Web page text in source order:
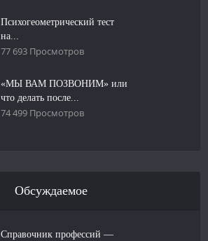
Психогеометрический тест
на...
77 693 Просмотров
«МЫ ВАМ ПОЗВОНИМ» или
что делать после...
74 499 Просмотров
Обсуждаемое
Справочник профессий —